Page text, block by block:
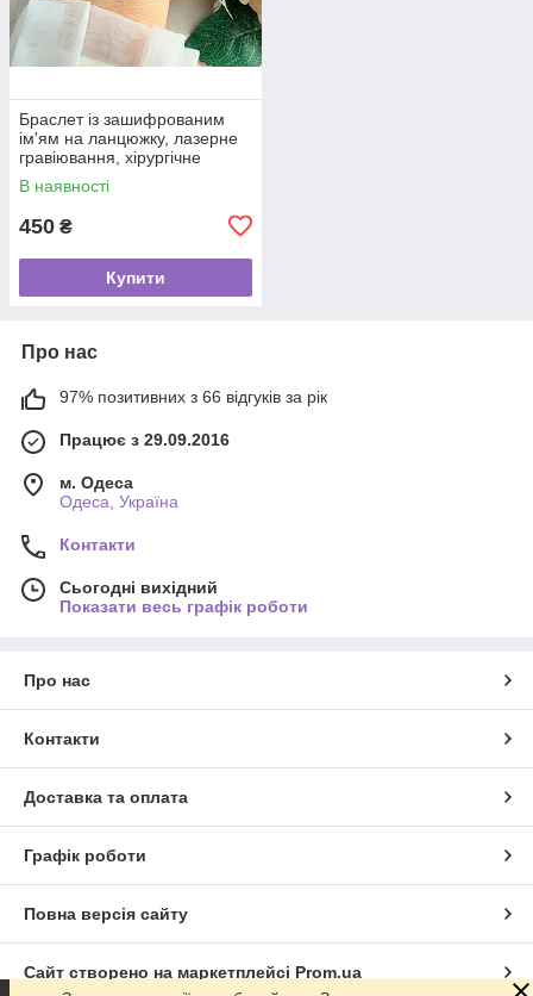
Браслет із зашифрованим
ім'ям на ланцюжку, лазерне
гравіювання, хірургічне
золото
В наявності
450 ₴
Купити
Про нас
97% позитивних з 66 відгуків за рік
Працює з 29.09.2016
м. Одеса
Одеса, Україна
Контакти
Сьогодні вихідний
Показати весь графік роботи
Про нас
Контакти
Доставка та оплата
Графік роботи
Повна версія сайту
Сайт створено на маркетплейсі Prom.ua